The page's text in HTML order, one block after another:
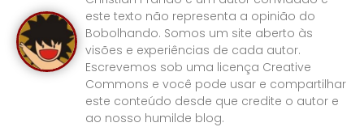
este texto não representa a opinião do
Bobolhando. Somos um site aberto às
visões e experiências de cada autor.
Escrevemos sob uma licença Creative
Commons e você pode usar e compartilhar
este conteúdo desde que credite o autor e
ao nosso humilde blog.